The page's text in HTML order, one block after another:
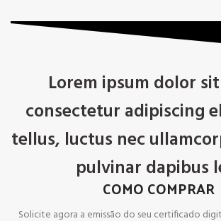
Lorem ipsum dolor
consectetur adipiscing
tellus, luctus nec
pulvinar dapibus
COMO COMPRAR
Solicite agora a emissão do seu certificado